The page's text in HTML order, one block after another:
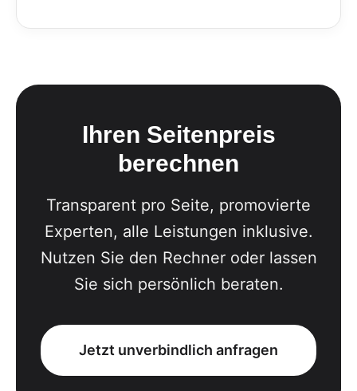
Ihren Seitenpreis
berechnen
Transparent pro Seite, promovierte
Experten, alle Leistungen inklusive.
Nutzen Sie den Rechner oder lassen
Sie sich persönlich beraten.
Jetzt unverbindlich anfragen